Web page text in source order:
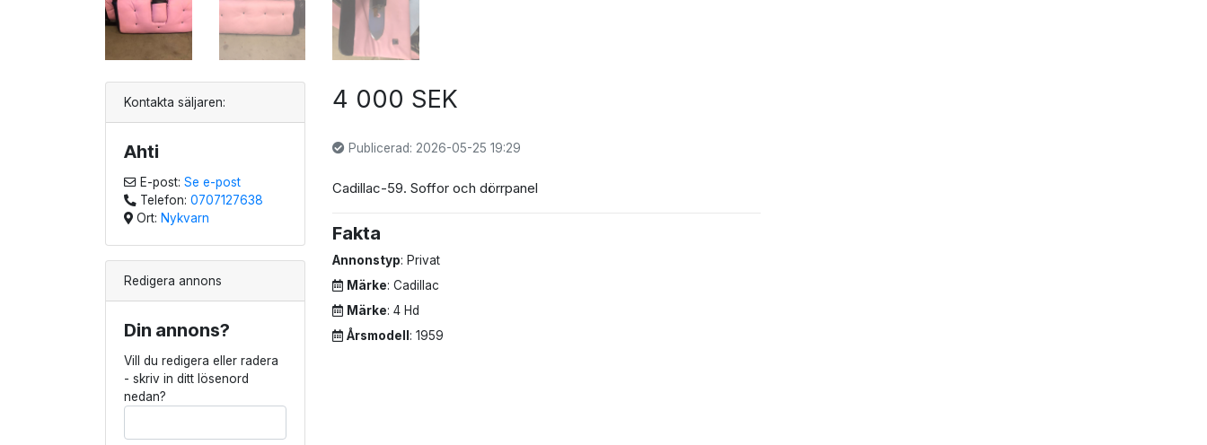
Kontakta säljaren:
Ahti
E-post: Se e-post
Telefon: 0707127638
Ort: Nykvarn
Redigera annons
Din annons?
Vill du redigera eller radera
- skriv in ditt lösenord
nedan?
4 000 SEK
Publicerad: 2026-05-25 19:29
Cadillac-59. Soffor och dörrpanel
Fakta
Annonstyp: Privat
Märke: Cadillac
Märke: 4 Hd
Årsmodell: 1959